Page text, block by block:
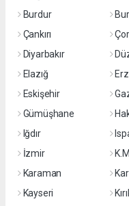
Burdur
Çankırı
Diyarbakır
Elazığ
Eskişehir
Gümüşhane
Iğdır
İzmir
Karaman
Kayseri